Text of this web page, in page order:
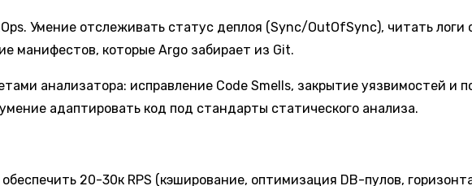
Умение отслеживать статус деплоя (Sync/OutOfSync), читать
манифестов, которые Argo забирает из Git.
анализатора: исправление Code Smells, закрытие уязвимостей
адаптировать код под стандарты статического анализа.
20-30к RPS (кэширование, оптимизация DB-пулов,